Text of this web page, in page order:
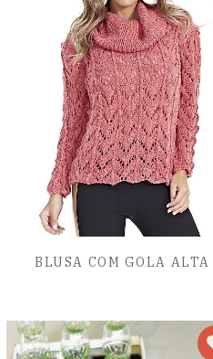
BLUSA COM GOLA ALTA